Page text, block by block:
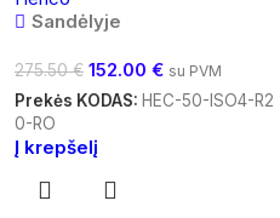
Sandėlyje
275.50€ 152.00 € su PVM
Prekės KODAS: HEC-50-ISO4-R2
0-RO
Į krepšelį